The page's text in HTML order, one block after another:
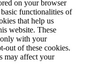
on your browser
functionalities of
that help us
website. These
with your
out of these cookies.
may affect your